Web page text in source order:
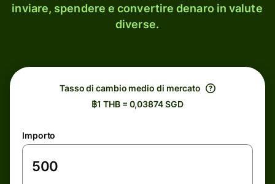
inviare, spendere e convertire denaro in valute
diverse.
Tasso di cambio medio di mercato
฿1 THB = 0,03874 SGD
Importo